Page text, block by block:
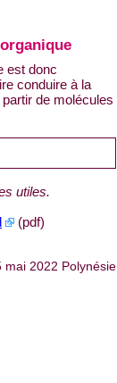
est donc
conduire à la
de molécules
utiles.
(pdf)
mai 2022 Polynésie